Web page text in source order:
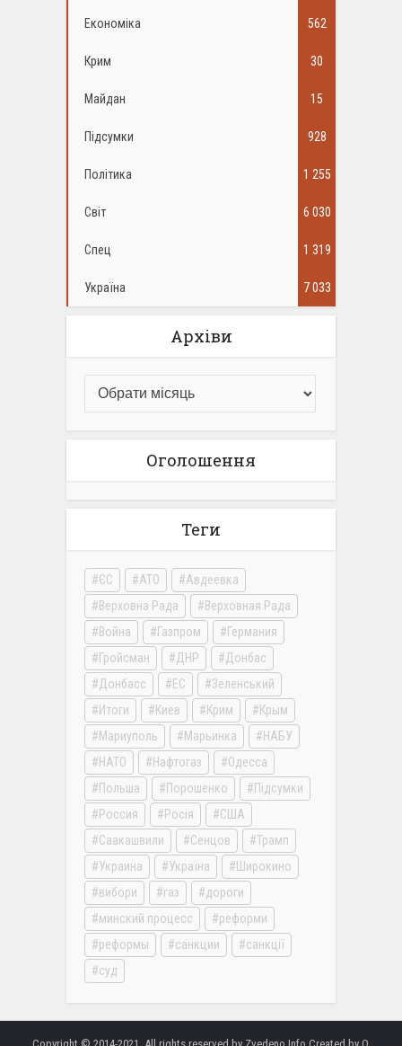
Економіка 562
Крим 30
Майдан 15
Підсумки 928
Політика 1 255
Світ 6 030
Спец 1 319
Україна 7 033
Архіви
Оголошення
Теги
ЄС АТО
Авдеевка
Верховна Рада
Верховная Рада
Война
Газпром
Германия
Гройсман
ДНР
Донбас
Донбасс
ЕС
Зеленський
Итоги
Киев Крим
Крым
Мариуполь
Марьинка
НАБУ
НАТО
Нафтогаз
Одесса
Польша
Порошенко
Підсумки
Россия
Росія
США
Саакашвили
Сенцов
Трамп
Украина
Україна
Широкино
вибори
газ
дороги
минский процесс
реформи
реформы
санкции
санкції
суд